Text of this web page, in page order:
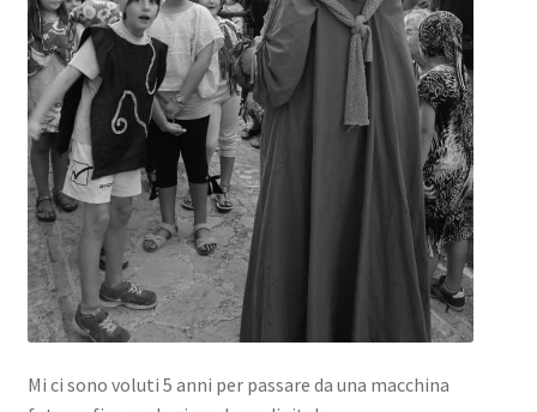
Mi ci sono voluti 5 anni per passare da una macchina